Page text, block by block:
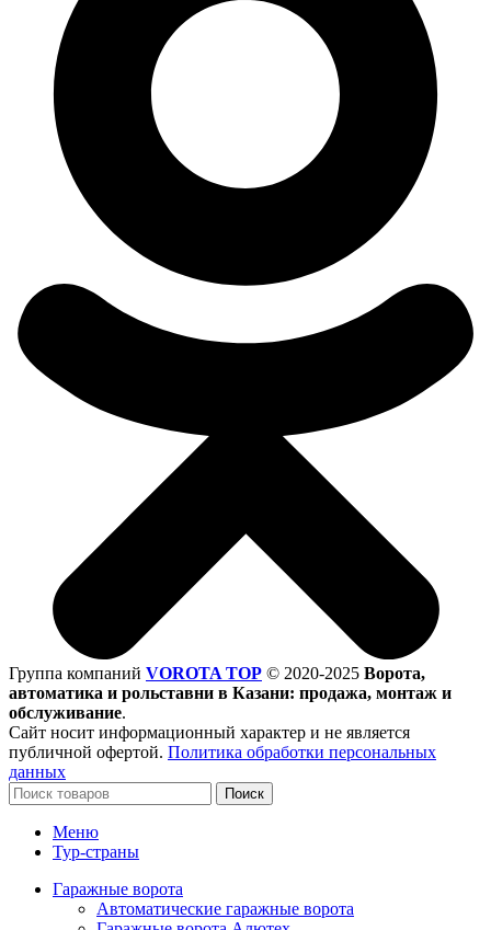
Группа компаний VOROTA TOP © 2020-2025 Ворота,
автоматика и рольставни в Казани: продажа, монтаж и
обслуживание.
Сайт носит информационный характер и не является
публичной офертой. Политика обработки персональных
данных
Поиск
Меню
Тур-страны
Гаражные ворота
Автоматические гаражные ворота